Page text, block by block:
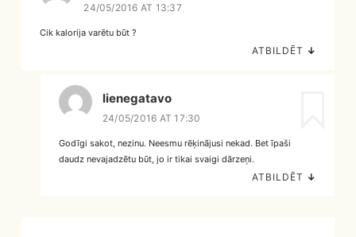
24/05/2016 AT 13:37
Cik kalorija varētu būt ?
ATBILDĒT ↓
lienegatavo
24/05/2016 AT 17:30
Godīgi sakot, nezinu. Neesmu rēķinājusi nekad. Bet īpaši
daudz nevajadzētu būt, jo ir tikai svaigi dārzeņi.
ATBILDĒT ↓